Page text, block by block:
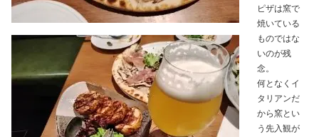
ピザは窯で
焼いている
ものではな
いのが残
念。
何となくイ
タリアンだ
から窯とい
う先入観が